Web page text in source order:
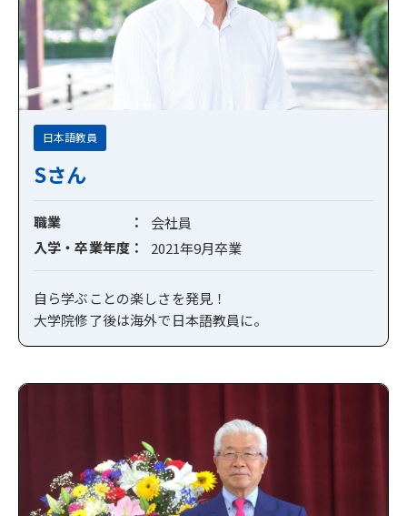
日本語教員
Sさん
職業
会社員
入学・卒業年度
2021年9月卒業
自ら学ぶことの楽しさを発見！
大学院修了後は海外で日本語教員に。